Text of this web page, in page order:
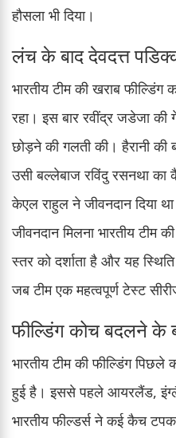
हौसला भी दिया।
लंच के बाद देवदत्त
भारतीय टीम की खराब फील्डिंग
रहा। इस बार रवींद्र जडेजा
छोड़ने की गलती की। हैरानी की
उसी बल्लेबाज रविंदु रसनथा
केएल राहुल ने जीवनदान दिया
जीवनदान मिलना भारतीय टीम
स्तर को दर्शाता है और यह
जब टीम एक महत्वपूर्ण टेस्ट
फील्डिंग कोच बदलने के
भारतीय टीम की फील्डिंग पिछले
हुई है। इससे पहले आयरलैंड,
भारतीय फील्डर्स ने कई कैच